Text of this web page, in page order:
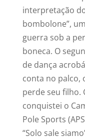
interpretação
bombolone”,
guerra sob a
boneca. O
de dança
conta no palco,
perde seu filho.
conquistei o
Pole Sports
“Solo sale